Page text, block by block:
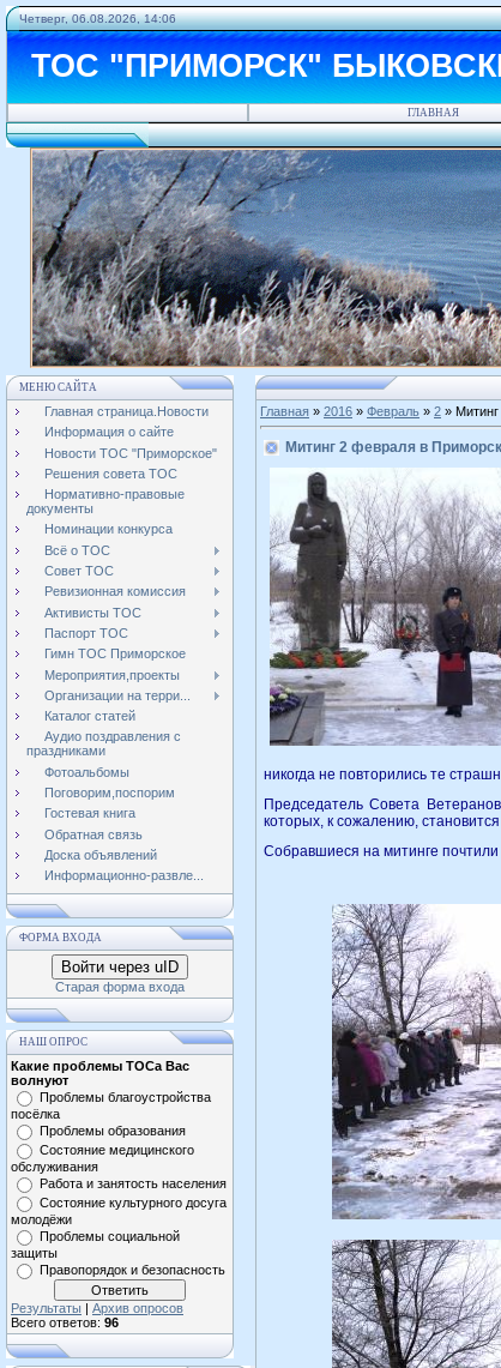
Четверг, 06.08.2026, 14:06
ТОС "ПРИМОРСК"
ГЛАВНАЯ
МЕНЮ САЙТА
Главная страница.Новости
Информация о сайте
Новости ТОС "Приморское"
Решения совета ТОС
Нормативно-правовые
документы
Номинации конкурса
Всё о ТОС
Совет ТОС
Ревизионная комиссия
Активисты ТОС
Паспорт ТОС
Гимн ТОС Приморское
Мероприятия,проекты
Организации на терри...
Каталог статей
Аудио поздравления с
праздниками
Фотоальбомы
Поговорим,поспорим
Гостевая книга
Обратная связь
Доска объявлений
Информационно-развле...
ФОРМА ВХОДА
Войти через uID
Старая форма входа
НАШ ОПРОС
Какие проблемы ТОСа Вас
волнуют
Проблемы благоустройства
посёлка
Проблемы образования
Состояние медицинского
обслуживания
Работа и занятость населения
Состояние культурного досуга
молодёжи
Проблемы социальной
защиты
Правопорядок и безопасность
Результаты | Архив опросов
Всего ответов: 96
Главная » 2016 » Февраль » 2 »
Митинг 2 февраля в
никогда не повторились те
Председатель Совета
которых, к сожалению,
Собравшиеся на митинге